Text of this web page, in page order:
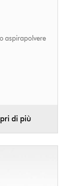
aspirapolvere
di più